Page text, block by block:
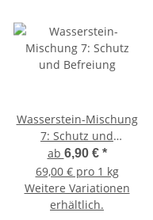
Wasserstein-Mischung
7: Schutz und
Befreiung
ab 6,90 € *
69,00 € pro 1 kg
Weitere Variationen
erhältlich.